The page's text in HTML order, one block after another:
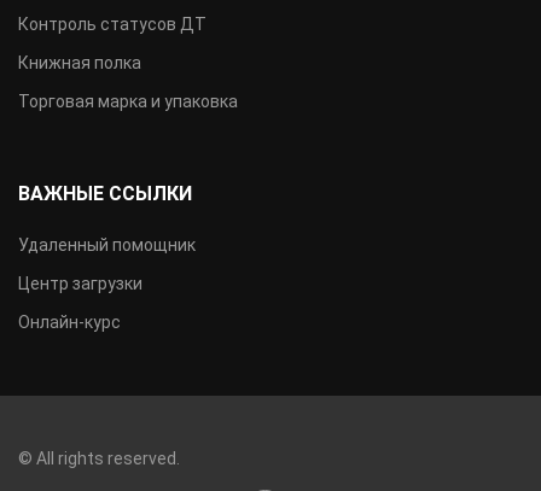
Контроль статусов ДТ
Книжная полка
Торговая марка и упаковка
ВАЖНЫЕ ССЫЛКИ
Удаленный помощник
Центр загрузки
Онлайн-курс
© All rights reserved.